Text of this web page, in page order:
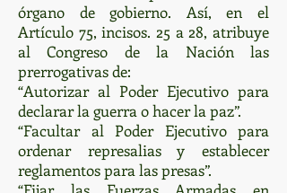
órgano de gobierno. Así, en el
Artículo 75, incisos. 25 a 28, atribuye
al Congreso de la Nación las
prerrogativas de:
“Autorizar al Poder Ejecutivo para
declarar la guerra o hacer la paz”.
“Facultar al Poder Ejecutivo para
ordenar represalias y establecer
reglamentos para las presas”.